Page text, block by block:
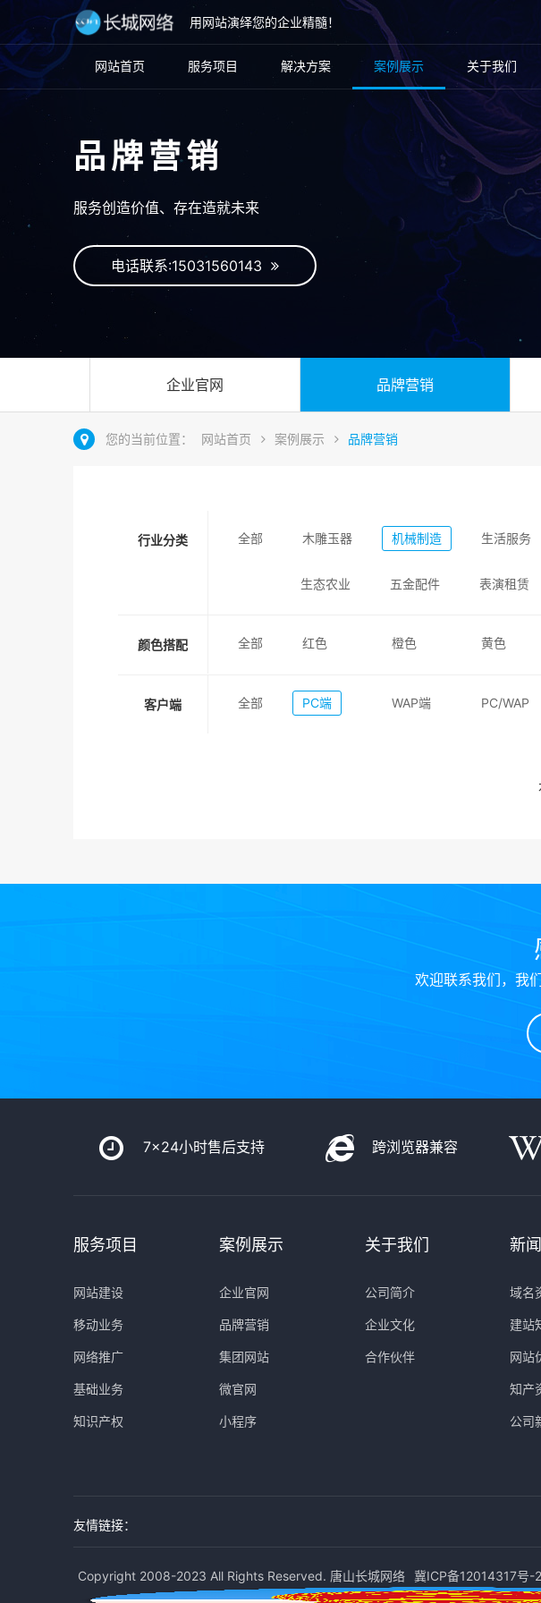
用网站演绎您的企业精髓！
网站首页 服务项目 解决方案 案例展示 关于我们
品牌营销
服务创造价值、存在造就未来
电话联系:15031560143
企业官网 品牌营销
您的当前位置： 网站首页 案例展示 品牌营销
行业分类 全部 木雕玉器 机械制造 生活服务
生态农业 五金配件 表演租赁
颜色搭配 全部 红色 橙色 黄色
客户端 全部 PC端 WAP端 PC/WAP
欢迎联系我们，我
7x24小时售后支持 跨浏览器兼容
服务项目
网站建设
移动业务
网络推广
基础业务
知识产权
案例展示
企业官网
品牌营销
集团网站
微官网
小程序
关于我们
公司简介
企业文化
合作伙伴
新
域名
建站
网站
知产
公司
友情链接：
Copyright 2008-2023 All Rights Reserved. 唐山长城网络 冀ICP备12014317号-2